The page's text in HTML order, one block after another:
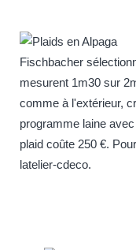
Fischbacher
mesurent 1m30 sur
comme à l'extérieur,
programme laine
plaid coûte 250 €.
latelier-cdeco.